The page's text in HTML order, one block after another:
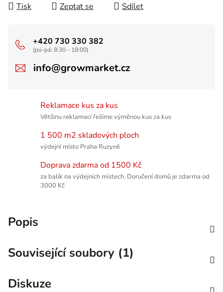
Tisk Zeptat se Sdílet
+420 730 330 382
(po-pá: 8:30 - 18:00)
info@growmarket.cz
Reklamace kus za kus
Většinu reklamací řešíme výměnou kus za kus
1 500 m2 skladových ploch
výdejní místo Praha Ruzyně
Doprava zdarma od 1500 Kč
za balík na výdejních místech. Doručení domů je zdarma od
3000 Kč
Popis
Související soubory (1)
Diskuze